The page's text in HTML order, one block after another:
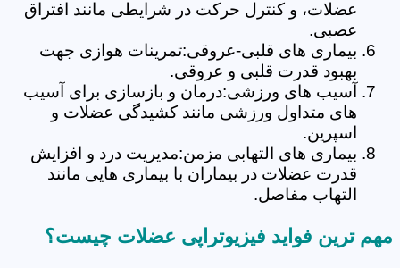
عضلات، و کنترل حرکت در شرایطی مانند افتراق
عصبی.
بیماری های قلبی-عروقی:تمرینات هوازی جهت
بهبود قدرت قلبی و عروقی.
آسیب های ورزشی:درمان و بازسازی برای آسیب
های متداول ورزشی مانند کشیدگی عضلات و
اسپرین.
بیماری های التهابی مزمن:مدیریت درد و افزایش
قدرت عضلات در بیماران با بیماری هایی مانند
التهاب مفاصل.
مهم ترین فواید فیزیوتراپی عضلات چیست؟